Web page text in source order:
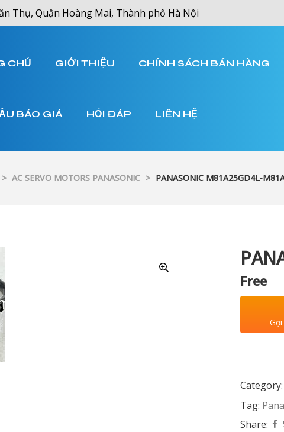
Thụ, Quận Hoàng Mai, Thành phố Hà Nội
CHỦ GIỚI THIỆU CHÍNH SÁCH BÁN HÀNG
BÁO GIÁ HỎI ĐÁP LIÊN HỆ
> AC SERVO MOTORS PANASONIC > PANASONIC M81A25GD4L-
Free
Category:
Tag:
Share: